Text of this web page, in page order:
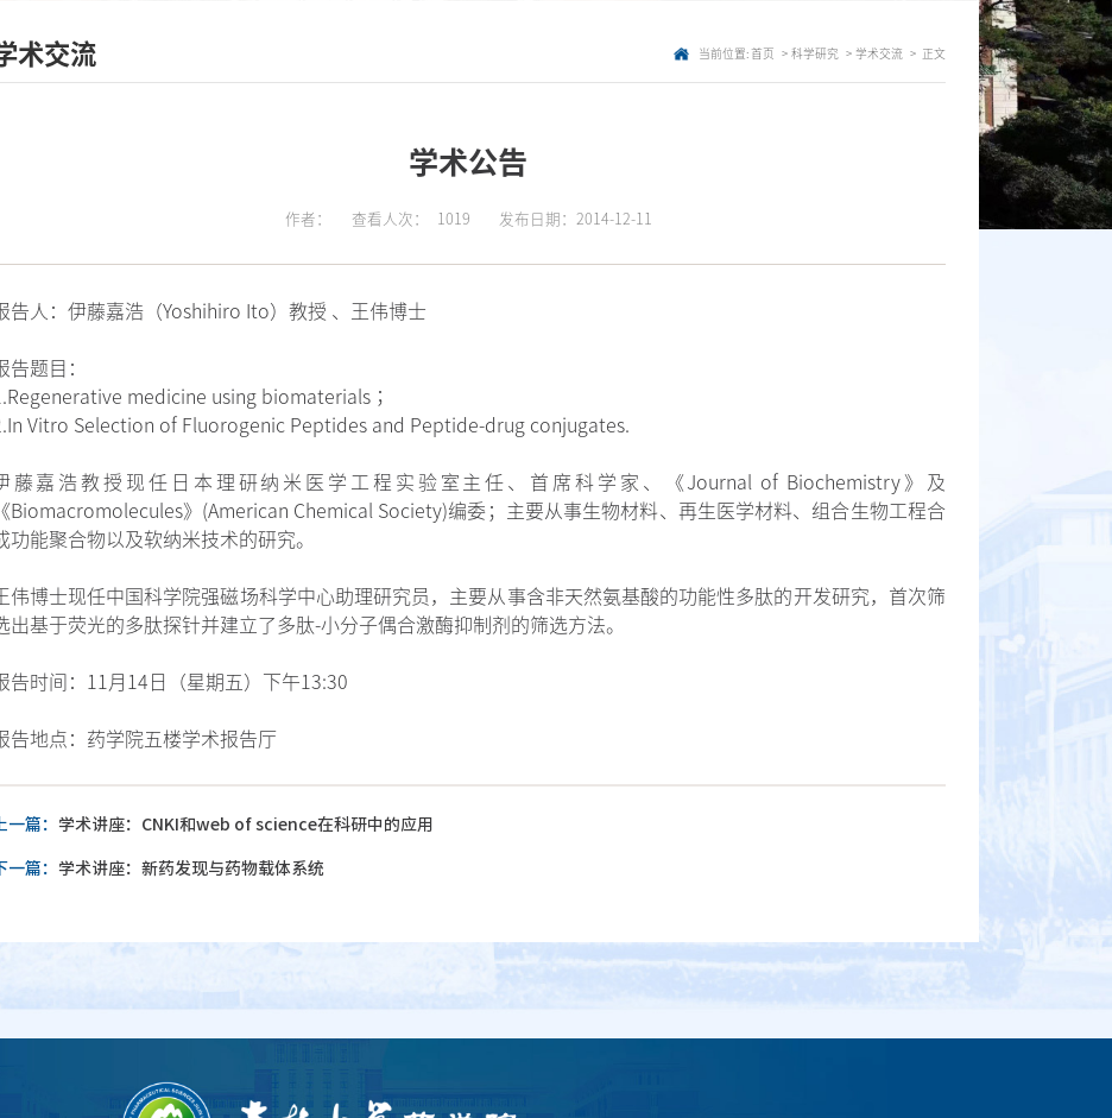
术交流 当前位置: 首页 科学研究 学术交流 正文
学术公告
作者： 查看人次： 1019 发布日期：2014-12-11
告人：伊藤嘉浩（Yoshihiro Ito）教授 、王伟博士
告题目：
medicine using biomaterials；
Vitro Selection of Fluorogenic Peptides and Peptide-drug conjugates.
藤嘉浩教授现任日本理研纳米医学工程实验室主任、首席科学家、《Journal of Biochemistry》及
《Biomacromolecules》(American Chemical Society)编委；主要从事生物材料、再生医学材料、组合生物工程合
功能聚合物以及软纳米技术的研究。
伟博士现任中国科学院强磁场科学中心助理研究员，主要从事含非天然氨基酸的功能性多肽的开发研究，首次筛
出基于荧光的多肽探针并建立了多肽-小分子偶合激酶抑制剂的筛选方法。
告时间：11月14日（星期五）下午13:30
告地点：药学院五楼学术报告厅
上一篇： 学术讲座：CNKI和web of science在科研中的应用
一篇： 学术讲座：新药发现与药物载体系统